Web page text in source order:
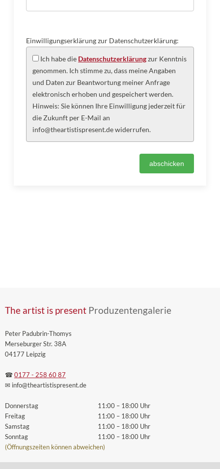
Einwilligungserklärung zur Datenschutzerklärung:
Ich habe die Datenschutzerklärungzur Kenntnis
genommen. Ich stimme zu, dass meine Angaben
und Daten zur Beantwortung meiner Anfrage
elektronisch erhoben und gespeichert werden.
Hinweis: Sie können Ihre Einwilligung jederzeit für
die Zukunft per E-Mail an
info@theartistispresent.de widerrufen.
The artist is present Produzentengalerie
Peter Padubrin-Thomys
Merseburger Str. 38A
04177 Leipzig
☎ 0177 - 258 60 87
✉ info@theartistispresent.de
Donnerstag
Freitag
Samstag
Sonntag
11:00 – 18:00 Uhr
11:00 – 18:00 Uhr
11:00 – 18:00 Uhr
11:00 – 18:00 Uhr
(Öffnungszeiten können abweichen)